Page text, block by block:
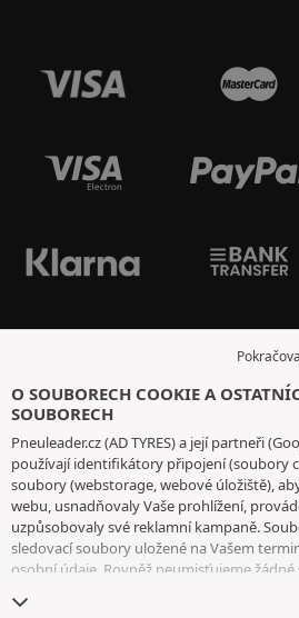
O SOUBORECH COOKIE A
SOUBORECH
Pneuleader.cz (AD TYRES) a její partneři
používají identifikátory připojení (soubory
soubory (webstorage, webové úložiště),
webu, usnadňovaly Vaše prohlížení,
uzpůsobovaly své reklamní kampaně.
sledovací soubory uložené na Vašem
osobní údaje. Rovněž neumisťujeme
vyjma těch, které jsou nezbytné pro